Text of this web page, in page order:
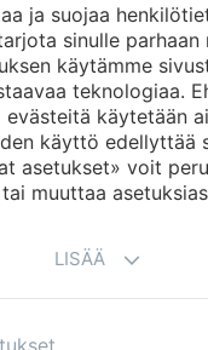
ja suojaa
sinulle parhaan
käytämme
teknologiaa.
käytetään
käyttö edellyttää
asetukset» voit
muuttaa
LISÄÄ